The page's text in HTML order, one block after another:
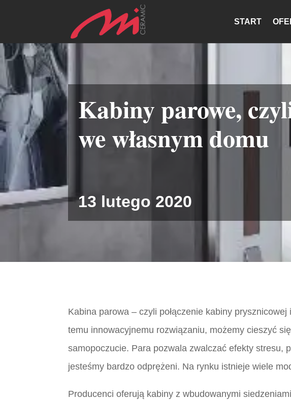
START
Kabiny parowe,
we własnym domu
13 lutego 2020
Kabina parowa – czyli połączenie kabiny
temu innowacyjnemu rozwiązaniu, możemy cieszyć
samopoczucie. Para pozwala zwalczać efekty stresu,
jesteśmy bardzo odprężeni. Na rynku istnieje wiele
Producenci oferują kabiny z wbudowanymi